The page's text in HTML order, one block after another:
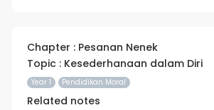
Chapter : Pesanan Nenek
Topic : Kesederhanaan dalam Diri
Year 1 Pendidikan Moral
Related notes